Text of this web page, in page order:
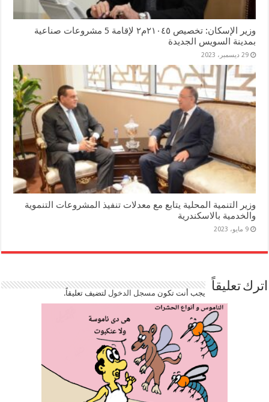
وزير الإسكان: تخصيص ٢١٠٤٥م٢ لإقامة 5 مشروعات صناعية
بمدينة السويس الجديدة
29 ديسمبر، 2023
وزير التنمية المحلية يتابع مع معدلات تنفيذ المشروعات التنموية
والخدمية بالاسكندرية
9 مايو، 2023
اترك تعليقاً يجب أنت تكون مسجل الدخوللتضيف تعليقاً.